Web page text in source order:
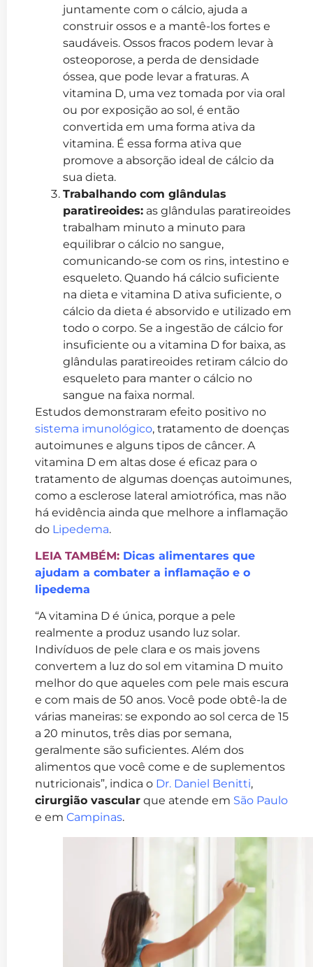
juntamente com o cálcio, ajuda a
construir ossos e a mantê-los fortes e
saudáveis. Ossos fracos podem levar à
osteoporose, a perda de densidade
óssea, que pode levar a fraturas. A
vitamina D, uma vez tomada por via oral
ou por exposição ao sol, é então
convertida em uma forma ativa da
vitamina. É essa forma ativa que
promove a absorção ideal de cálcio da
sua dieta.
Trabalhando com glândulas
paratireoides: as glândulas paratireoides
trabalham minuto a minuto para
equilibrar o cálcio no sangue,
comunicando-se com os rins, intestino e
esqueleto. Quando há cálcio suficiente
na dieta e vitamina D ativa suficiente, o
cálcio da dieta é absorvido e utilizado em
todo o corpo. Se a ingestão de cálcio for
insuficiente ou a vitamina D for baixa, as
glândulas paratireoides retiram cálcio do
esqueleto para manter o cálcio no
sangue na faixa normal.
Estudos demonstraram efeito positivo no
sistema imunológico, tratamento de doenças
autoimunes e alguns tipos de câncer. A
vitamina D em altas dose é eficaz para o
tratamento de algumas doenças autoimunes,
como a esclerose lateral amiotrófica, mas não
há evidência ainda que melhore a inflamação
do Lipedema.
LEIA TAMBÉM: Dicas alimentares que
ajudam a combater a inflamação e o
lipedema
“A vitamina D é única, porque a pele
realmente a produz usando luz solar.
Indivíduos de pele clara e os mais jovens
convertem a luz do sol em vitamina D muito
melhor do que aqueles com pele mais escura
e com mais de 50 anos. Você pode obtê-la de
várias maneiras: se expondo ao sol cerca de 15
a 20 minutos, três dias por semana,
geralmente são suficientes. Além dos
alimentos que você come e de suplementos
nutricionais”, indica o Dr. Daniel Benitti,
cirurgião vascular que atende em São Paulo
e em Campinas.